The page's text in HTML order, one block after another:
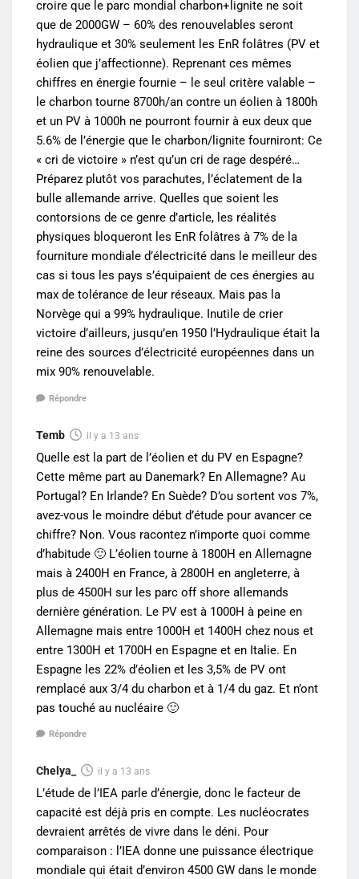
croire que le parc mondial charbon+lignite ne soit
que de 2000GW – 60% des renouvelables seront
hydraulique et 30% seulement les EnR folâtres (PV et
éolien que j’affectionne). Reprenant ces mêmes
chiffres en énergie fournie – le seul critère valable –
le charbon tourne 8700h/an contre un éolien à 1800h
et un PV à 1000h ne pourront fournir à eux deux que
5.6% de l’énergie que le charbon/lignite fourniront: Ce
« cri de victoire » n’est qu’un cri de rage despéré…
Préparez plutôt vos parachutes, l’éclatement de la
bulle allemande arrive. Quelles que soient les
contorsions de ce genre d’article, les réalités
physiques bloqueront les EnR folâtres à 7% de la
fourniture mondiale d’électricité dans le meilleur des
cas si tous les pays s’équipaient de ces énergies au
max de tolérance de leur réseaux. Mais pas la
Norvège qui a 99% hydraulique. Inutile de crier
victoire d’ailleurs, jusqu’en 1950 l’Hydraulique était la
reine des sources d’électricité européennes dans un
mix 90% renouvelable.
Répondre
Temb il y a 13 ans
Quelle est la part de l’éolien et du PV en Espagne?
Cette même part au Danemark? En Allemagne? Au
Portugal? En Irlande? En Suède? D’ou sortent vos 7%,
avez-vous le moindre début d’étude pour avancer ce
chiffre? Non. Vous racontez n’importe quoi comme
d’habitude 🙂 L’éolien tourne à 1800H en Allemagne
mais à 2400H en France, à 2800H en angleterre, à
plus de 4500H sur les parc off shore allemands
dernière génération. Le PV est à 1000H à peine en
Allemagne mais entre 1000H et 1400H chez nous et
entre 1300H et 1700H en Espagne et en Italie. En
Espagne les 22% d’éolien et les 3,5% de PV ont
remplacé aux 3/4 du charbon et à 1/4 du gaz. Et n’ont
pas touché au nucléaire 🙂
Répondre
Chelya_ il y a 13 ans
L’étude de l’IEA parle d’énergie, donc le facteur de
capacité est déjà pris en compte. Les nucléocrates
devraient arrêtés de vivre dans le déni. Pour
comparaison : l’IEA donne une puissance électrique
mondiale qui était d’environ 4500 GW dans le monde